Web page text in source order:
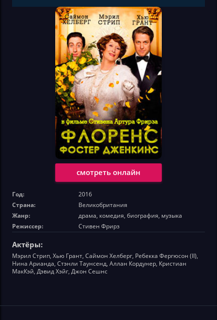
смотреть онлайн
Год:
2016
Страна:
Великобритания
Жанр:
драма, комедия, биография, музыка
Режиссер:
Стивен Фрирз
Актёры:
Мэрил Стрип, Хью Грант, Саймон Хелберг, Ребекка Фергюсон (II),
Нина Арианда, Стэнли Таунсенд, Аллан Кордунер, Кристиан
МакКэй, Дэвид Хэйг, Джон Сешнс